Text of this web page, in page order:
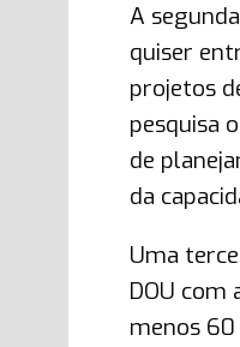
A
quiser
projetos
pesquisa
de
da
Uma
DOU com
menos 60